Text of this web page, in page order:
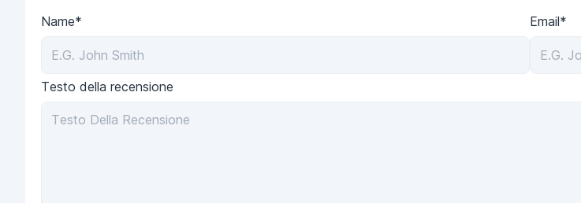
Name* Email*
Testo della recensione